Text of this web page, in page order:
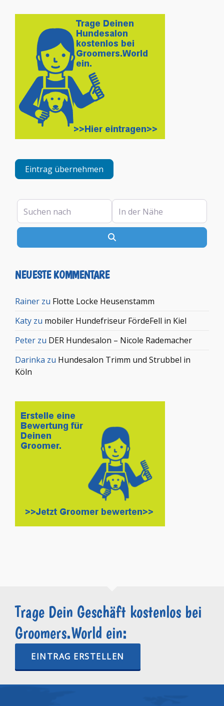
Eintrag übernehmen
Suchen nach In der Nähe
NEUESTE KOMMENTARE
Rainer zu Flotte Locke Heusenstamm
Katy zu mobiler Hundefriseur FördeFell in Kiel
Peter zu DER Hundesalon – Nicole Rademacher
Darinka zu Hundesalon Trimm und Strubbel in
Köln
Trage Dein Geschäft kostenlos bei
Groomers.World ein:
EINTRAG ERSTELLEN